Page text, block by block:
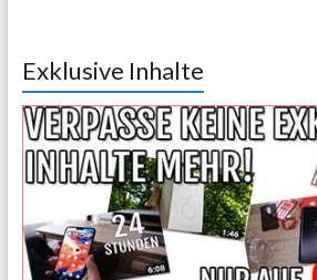
Exklusive Inhalte